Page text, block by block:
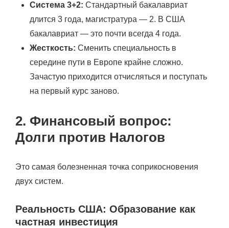
Система 3+2: Стандартный бакалавриат
длится 3 года, магистратура — 2. В США
бакалавриат — это почти всегда 4 года.
Жесткость: Сменить специальность в
середине пути в Европе крайне сложно.
Зачастую приходится отчисляться и поступать
на первый курс заново.
2. Финансовый вопрос:
Долги против Налогов
Это самая болезненная точка соприкосновения
двух систем.
Реальность США: Образование как
частная инвестиция